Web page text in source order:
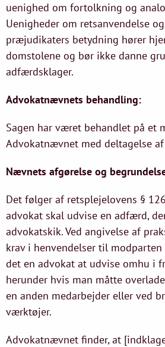
uenighed om fortolkning og
Uenigheder om retsanvendelse
præjudikaters betydning hører
domstolene og bør ikke danne
adfærdsklager.
Advokatnævnets behandling:
Sagen har været behandlet på et
Advokatnævnet med deltagelse
Nævnets afgørelse og
Det følger af retsplejelovens §
advokat skal udvise en adfærd,
advokatskik. Ved angivelse af
krav i henvendelser til
det en advokat at udvise omhu i
herunder hvis man måtte
en anden medarbejder eller ved
værktøjer.
Advokatnævnet finder, at